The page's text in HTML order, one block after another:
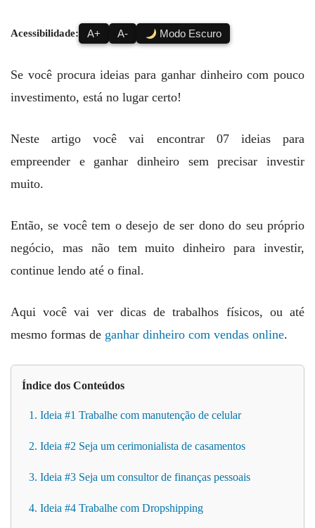
Acessibilidade: A+ A- Modo Escuro
Se você procura ideias para ganhar dinheiro com pouco
investimento, está no lugar certo!
Neste artigo você vai encontrar 07 ideias para
empreender e ganhar dinheiro sem precisar investir
muito.
Então, se você tem o desejo de ser dono do seu próprio
negócio, mas não tem muito dinheiro para investir,
continue lendo até o final.
Aqui você vai ver dicas de trabalhos físicos, ou até
mesmo formas de ganhar dinheiro com vendas online.
Índice dos Conteúdos
1. Ideia #1 Trabalhe com manutenção de celular
2. Ideia #2 Seja um cerimonialista de casamentos
3. Ideia #3 Seja um consultor de finanças pessoais
4. Ideia #4 Trabalhe com Dropshipping